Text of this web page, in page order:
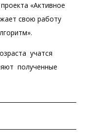
«Активное
свою работу
учатся
полученные